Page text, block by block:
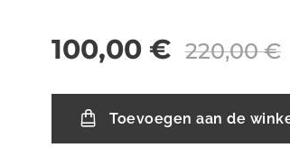
100,00 € 220,00€
Toevoegen aan de